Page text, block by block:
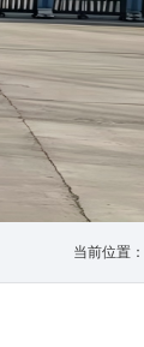
当前位置：